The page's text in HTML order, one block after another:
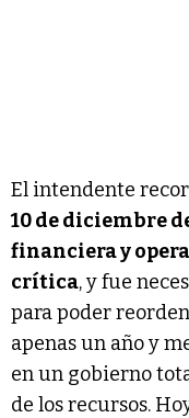
El intendente
10 de diciembre
financiera y
crítica, y fue
para poder
apenas un año y
en un gobierno
de los recursos.